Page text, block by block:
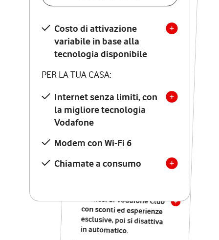
Costo di attivazione
variabile in base alla
tecnologia disponibile
PER LA TUA CASA:
Internet senza limiti, con
la migliore tecnologia
Vodafone
Modem con Wi-Fi 6
Chiamate a consumo
Costo di attivazione
variabile in base alla
tecnologia disponibile
PER LA TUA CASA:
Internet senza limiti, con
la migliore tecnologia
Vodafone
Modem Seven con Wi-Fi 7
Chiamate illimitate verso
numeri fissi e mobili
nazionali
12 mesi di Vodafone Club
con sconti ed esperienze
esclusive, poi si disattiva
in automatico.